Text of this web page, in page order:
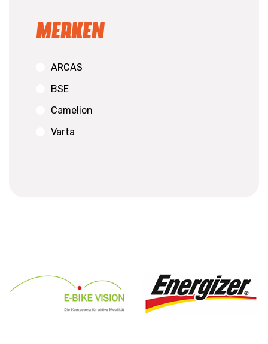
Merken
ARCAS
BSE
Camelion
Varta